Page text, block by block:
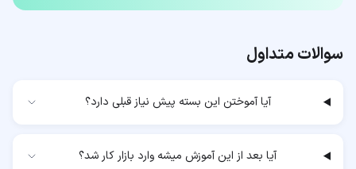
سوالات متداول
آیا آموختن این بسته پیش نیاز قبلی دارد؟
آیا بعد از این آموزش میشه وارد بازار کار شد؟